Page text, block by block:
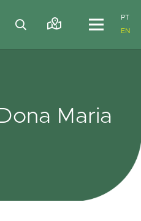
PT
EN
Maria